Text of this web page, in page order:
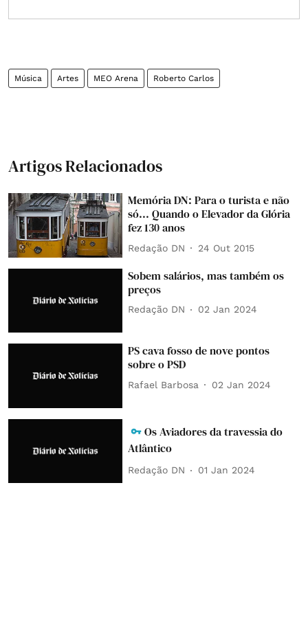
Música Artes MEO Arena Roberto Carlos
Artigos Relacionados
Memória DN: Para o turista e não
só... Quando o Elevador da Glória
fez 130 anos
Redação DN 24 Out 2015
Sobem salários, mas também os
preços
Redação DN 02 Jan 2024
PS cava fosso de nove pontos
sobre o PSD
Rafael Barbosa 02 Jan 2024
Os Aviadores da travessia do
Atlântico
Redação DN 01 Jan 2024